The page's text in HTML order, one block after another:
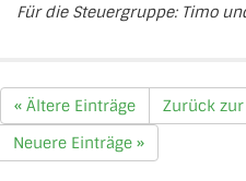
Für die Steuergruppe: Timo
« Ältere Einträge
Zurück
Neuere Einträge »